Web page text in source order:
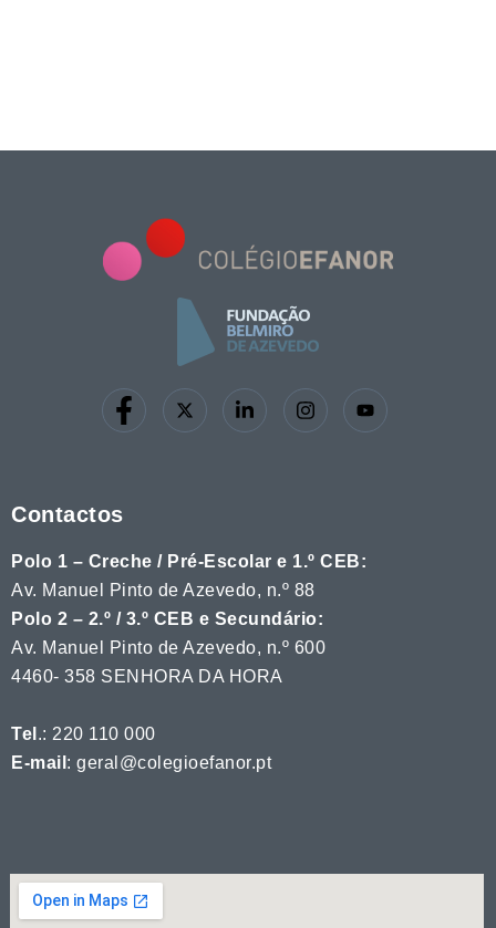
Contactos
Polo 1 – Creche / Pré-Escolar e 1.º CEB:
Av. Manuel Pinto de Azevedo, n.º 88
Polo 2 – 2.º / 3.º CEB e Secundário:
Av. Manuel Pinto de Azevedo, n.º 600
4460- 358 SENHORA DA HORA
Tel .: 220 110 000
E-mail : geral@colegioefanor.pt